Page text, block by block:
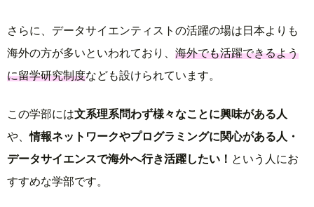
さらに、データサイエンティストの活躍の場は日本よりも
海外の方が多いといわれており、 海外でも活躍できるよう
に留学研究制度なども設けられています。
この学部には文系理系問わず様々なことに興味がある人
や、情報ネットワークやプログラミングに関心がある人・
データサイエンスで海外へ行き活躍したい！ という人にお
すすめな学部です。